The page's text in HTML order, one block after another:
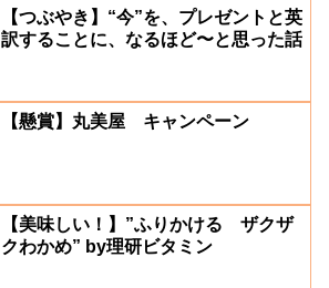
【つぶやき】“今”を、プレゼントと英
訳することに、なるほど〜と思った話
【懸賞】丸美屋 キャンペーン
【美味しい！】”ふりかける ザクザ
クわかめ” by理研ビタミン